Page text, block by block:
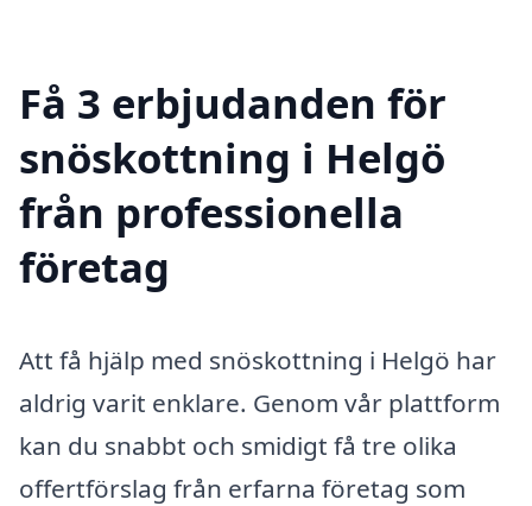
Få 3 erbjudanden för
snöskottning i Helgö
från professionella
företag
Att få hjälp med snöskottning i Helgö har
aldrig varit enklare. Genom vår plattform
kan du snabbt och smidigt få tre olika
offertförslag från erfarna företag som